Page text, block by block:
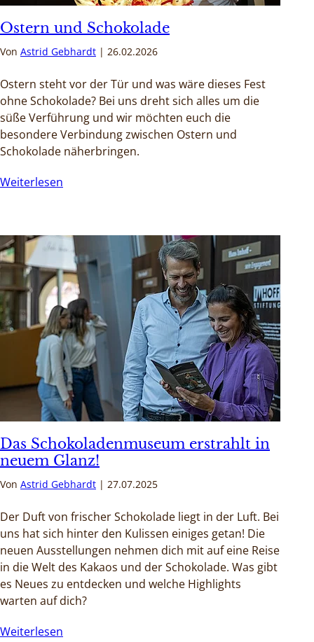
Ostern und Schokolade
Von Astrid Gebhardt 26.02.2026
Ostern steht vor der Tür und was wäre dieses Fest
ohne Schokolade? Bei uns dreht sich alles um die
süße Verführung und wir möchten euch die
besondere Verbindung zwischen Ostern und
Schokolade näherbringen.
Weiterlesen
Das Schokoladenmuseum erstrahlt in
neuem Glanz!
Von Astrid Gebhardt 27.07.2025
Der Duft von frischer Schokolade liegt in der Luft. Bei
uns hat sich hinter den Kulissen einiges getan! Die
neuen Ausstellungen nehmen dich mit auf eine Reise
in die Welt des Kakaos und der Schokolade. Was gibt
es Neues zu entdecken und welche Highlights
warten auf dich?
Weiterlesen